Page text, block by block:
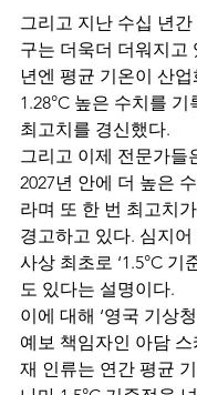
그리고 지난 수십 년
구는 더욱더 더워지고
년엔 평균 기온이 산
1.28°C 높은 수치를
최고치를 경신했다.
그리고 이제 전문가들
2027년 안에 더 높은
라며 또 한 번 최고치
경고하고 있다. 심지
사상 최초로 ‘1.5°C 기
도 있다는 설명이다.
이에 대해 ‘영국 기상
예보 책임자인 아담
재 인류는 연간 평균